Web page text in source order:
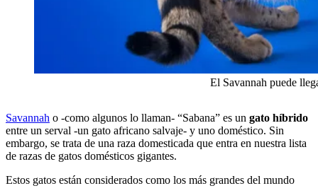
El Savannah puede
Savannah o -como algunos lo llaman- “Sabana” es un gato híbrido
entre un serval -un gato africano salvaje- y uno doméstico. Sin
embargo, se trata de una raza domesticada que entra en nuestra lista
de razas de gatos domésticos gigantes.
Estos gatos están considerados como los más grandes del mundo